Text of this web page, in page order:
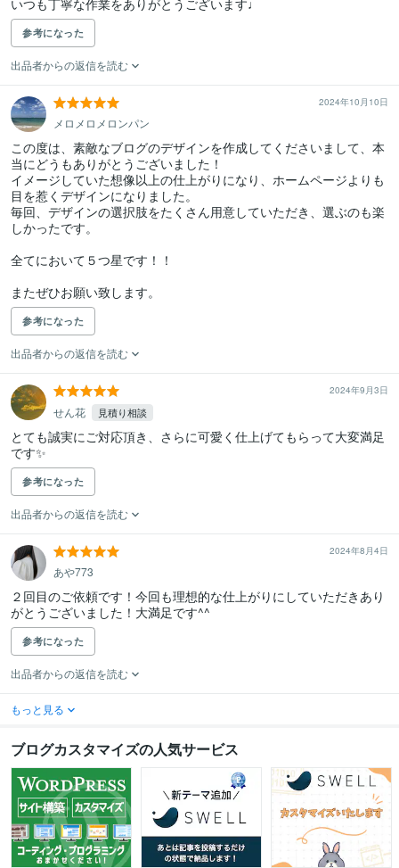
いつも丁寧な作業をありがとうございます♩
参考になった
出品者からの返信を読む
2024年10月10日
メロメロメロンパン
この度は、素敵なブログのデザインを作成してくださいまして、本
当にどうもありがとうございました！
イメージしていた想像以上の仕上がりになり、ホームページよりも
目を惹くデザインになりました。
毎回、デザインの選択肢をたくさん用意していただき、選ぶのも楽
しかったです。
全てにおいて５つ星です！！
またぜひお願い致します。
参考になった
出品者からの返信を読む
2024年9月3日
せん花 見積り相談
とても誠実にご対応頂き、さらに可愛く仕上げてもらって大変満足
です✨
参考になった
出品者からの返信を読む
2024年8月4日
あや773
２回目のご依頼です！今回も理想的な仕上がりにしていただきあり
がとうございました！大満足です^^
参考になった
出品者からの返信を読む
もっと見る
ブログカスタマイズの人気サービス